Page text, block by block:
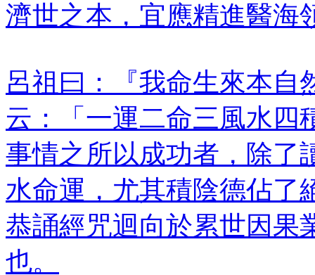
濟世之本，宜應精進醫海
呂祖曰：『我命生來本自
云：「一運二命三風水四
事情之所以成功者，除了
水命運，尤其積陰德佔了
恭誦經咒迴向於累世因果
也。